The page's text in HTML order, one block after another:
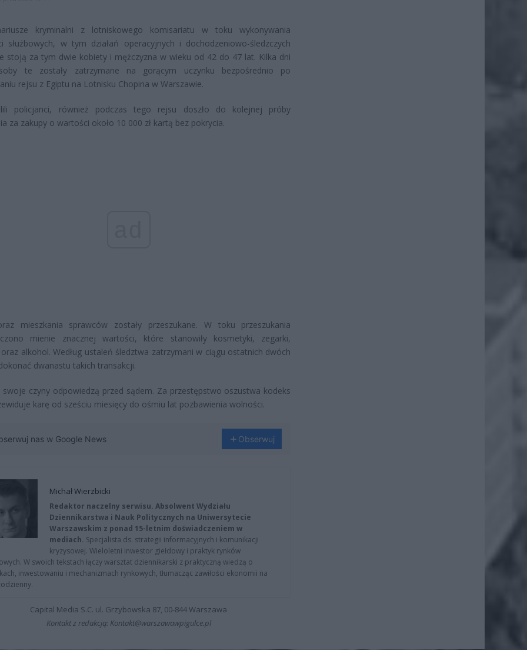
kryminalni z lotniskowego komisariatu w toku wykonywania
służbowych, w tym działań operacyjnych i dochodzeniowo-śledzczych
stoją za tym dwie kobiety i mężczyzna w wieku od 42 do 47 lat. Kilka dni
te zostały zatrzymane na gorącym uczynku bezpośrednio po
rejsu z Egiptu na Lotnisku Chopina w Warszawie.
policjanci, również podczas tego rejsu doszło do kolejnej próby
za zakupy o wartości około 10 000 zł kartą bez pokrycia.
mieszkania sprawców zostały przeszukane. W toku przeszukania
mienie znacznej wartości, które stanowiły kosmetyki, zegarki,
alkohol. Według ustaleń śledztwa zatrzymani w ciągu ostatnich dwóch
dwanastu takich transakcji.
swoje czyny odpowiedzą przed sądem. Za przestępstwo oszustwa kodeks
karę od sześciu miesięcy do ośmiu lat pozbawienia wolności.
nas w Google News Obserwuj
Michał Wierzbicki
Redaktor naczelny serwisu. Absolwent Wydziału
Dziennikarstwa i Nauk Politycznych na Uniwersytecie
Warszawskim z ponad 15-letnim doświadczeniem w
mediach. Specjalista ds. strategii informacyjnych i komunikacji
kryzysowej. Wieloletni inwestor giełdowy i praktyk rynków
W swoich tekstach łączy warsztat dziennikarski z praktyczną wiedzą o
inwestowaniu i mechanizmach rynkowych, tłumacząc zawiłości ekonomii na
Capital Media S.C. ul. Grzybowska 87, 00-844 Warszawa
Kontakt z redakcją: Kontakt@warszawawpigulce.pl